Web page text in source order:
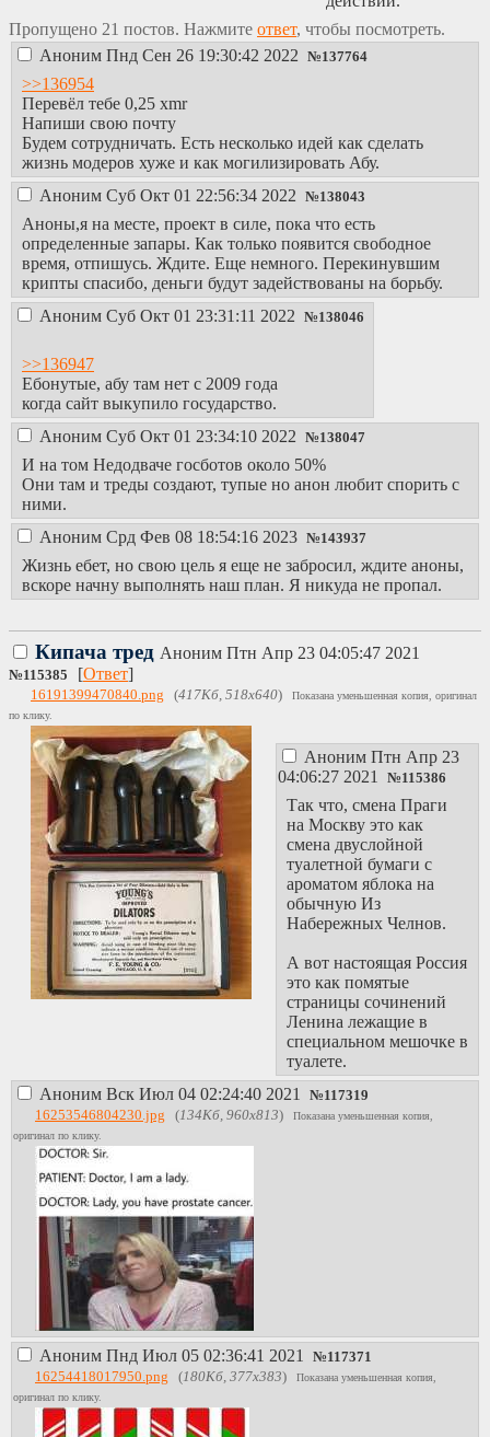
Пропущено 21 постов. Нажмите ответ, чтобы посмотреть.
Аноним Пнд Сен 26 19:30:42 2022 №137764
>>136954
Перевёл тебе 0,25 xmr
Напиши свою почту
Будем сотрудничать. Есть несколько идей как сделать
жизнь модеров хуже и как могилизировать Абу.
Аноним Суб Окт 01 22:56:34 2022 №138043
Аноны,я на месте, проект в силе, пока что есть
определенные запары. Как только появится свободное
время, отпишусь. Ждите. Еще немного. Перекинувшим
крипты спасибо, деньги будут задействованы на борьбу.
Аноним Суб Окт 01 23:31:11 2022 №138046
>>136947
Ебонутые, абу там нет с 2009 года
когда сайт выкупило государство.
Аноним Суб Окт 01 23:34:10 2022 №138047
И на том Недодваче госботов около 50%
Они там и треды создают, тупые но анон любит спорить с
ними.
Аноним Срд Фев 08 18:54:16 2023 №143937
Жизнь ебет, но свою цель я еще не забросил, ждите аноны,
вскоре начну выполнять наш план. Я никуда не пропал.
Кипача тред Аноним Птн Апр 23 04:05:47 2021
№115385 [Ответ]
16191399470840.png (417Кб, 518x640)
Показана уменьшенная копия, оригинал
по клику.
Аноним Птн Апр 23
04:06:27 2021
№115386
Так что, смена Праги
на Москву это как
смена двуслойной
туалетной бумаги с
ароматом яблока на
обычную Из
Набережных Челнов.
А вот настоящая Россия
это как помятые
страницы сочинений
Ленина лежащие в
специальном мешочке в
туалете.
Аноним Вск Июл 04 02:24:40 2021 №117319
16253546804230.jpg (134Кб, 960x813)
Показана уменьшенная копия,
оригинал по клику.
Аноним Пнд Июл 05 02:36:41 2021 №117371
16254418017950.png (180Кб, 377x383)
Показана уменьшенная копия,
оригинал по клику.